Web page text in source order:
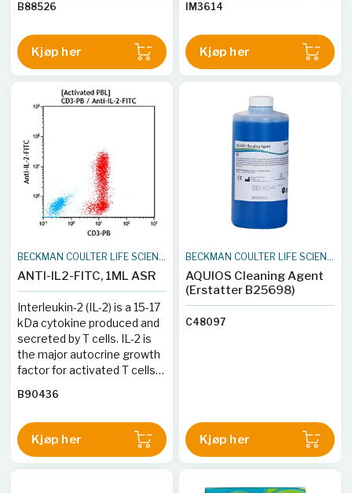
B88526
Kjøp her
IM3614
Kjøp her
BECKMAN COULTER LIFE SCIENCES
ANTI-IL2-FITC, 1ML ASR
Interleukin-2 (IL-2) is a 15-17
kDa cytokine produced and
secreted by T cells. IL-2 is
the major autocrine growth
factor for activated T cells
generation of cytotoxic T
B90436
Kjøp her
BECKMAN COULTER LIFE SCIENCES
AQUIOS Cleaning Agent
(Erstatter B25698)
C48097
Kjøp her